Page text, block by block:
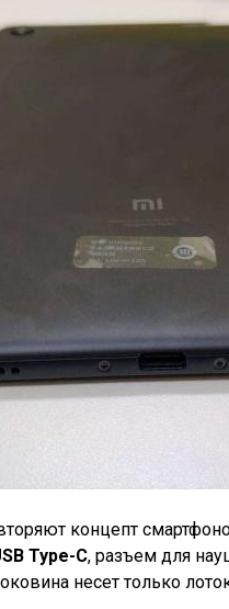
концепт
Type-C, разъем для
несет только